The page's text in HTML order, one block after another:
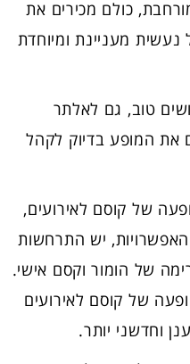
כולם מכירים את
מעניינת ומיוחדת
טוב, גם לאלתר
את המופע בדיוק לקהל
של קוסם לאירועים,
יש התרחשות
של הומור וקסם אישי.
של קוסם לאירועים
וחדשני יותר.